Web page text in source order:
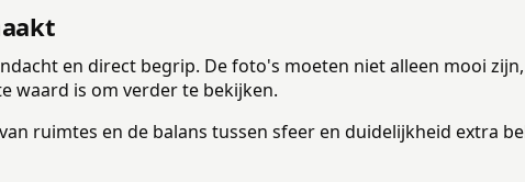
en direct begrip. De foto's moeten niet alleen mooi
waard is om verder te bekijken.
ruimtes en de balans tussen sfeer en duidelijkheid extra